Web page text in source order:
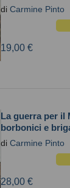
di Carmine Pinto
19,00 €
La guerra per il
borbonici e
di Carmine Pinto
28,00 €